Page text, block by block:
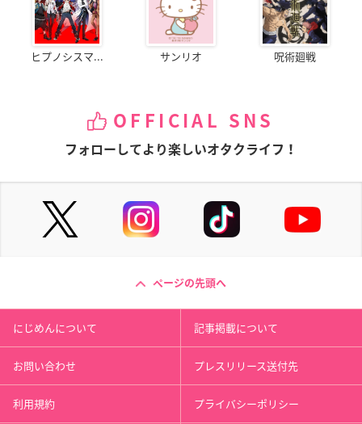
ヒプノシスマ... サンリオ 呪術廻戦
OFFICIAL SNS
フォローしてより楽しいオタクライフ！
ページの先頭へ
にじめんについて 記事掲載について
お問い合わせ プレスリリース送付先
利用規約 プライバシーポリシー